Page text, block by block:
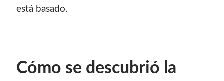
está basado.
Cómo se descubrió la